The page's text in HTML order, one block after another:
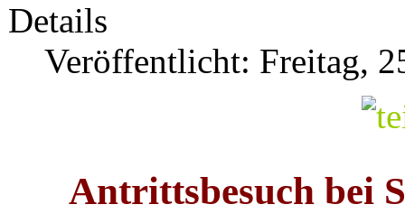
Details
Veröffentlicht: Freitag,
Antrittsbesuch bei